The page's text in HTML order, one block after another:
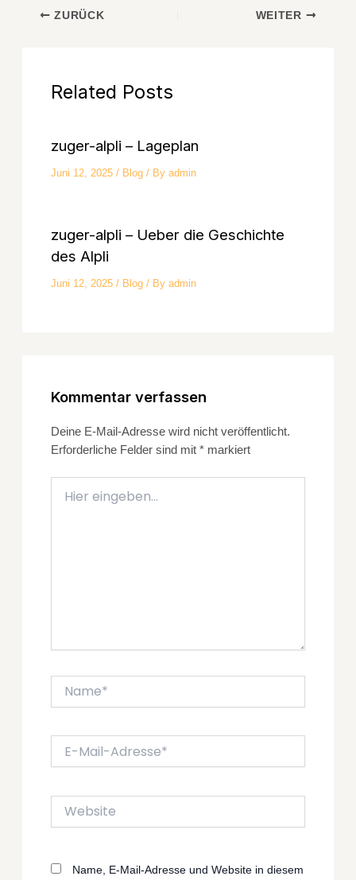
ZURÜCK WEITER
Related Posts
zuger-alpli – Lageplan
Juni 12, 2025/ Blog / Byadmin
zuger-alpli – Ueber die Geschichte
des Alpli
Juni 12, 2025/ Blog / Byadmin
Kommentar verfassen
Deine E-Mail-Adresse wird nicht veröffentlicht.
Erforderliche Felder sind mit* markiert
eingeben…
Mail-
Name, E-Mail-Adresse und Website in diesem